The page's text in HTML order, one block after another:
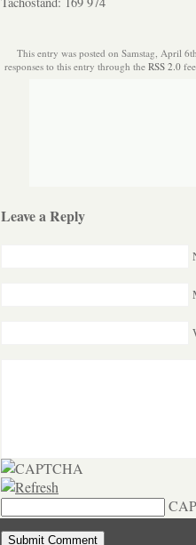
This entry was posted on Samstag, April
responses to this entry through the RSS 2.0
Leave a Reply